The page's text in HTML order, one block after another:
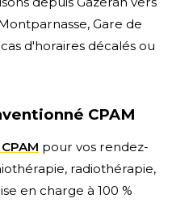
Gare de
d'horaires décalés ou
CPAM
pour vos rendez-
radiothérapie,
en charge à 100 %